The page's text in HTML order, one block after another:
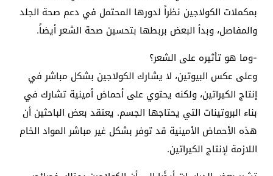
بمكملات الكولاجين نظراً لدورها المحتمل في دعم صحة الجلد
والمفاصل، وبدأ البعض بربطها بتحسين صحة الشعر أيضاً.
-وما هو تأثيره على الشعر؟
وعلى عكس البيوتين، لا يشارك الكولاجين بشكل مباشر في
إنتاج الكيراتين، ولكنه يحتوي على أحماض أمينية تشارك في
بناء البروتينات التي يحتاجها الجسم. يعتقد بعض الباحثين أن
هذه الأحماض الأمينية قد توفر بشكل غير مباشر المواد الخام
اللازمة لإنتاج الكيراتين.